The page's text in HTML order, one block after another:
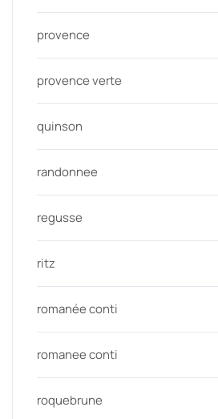
provence
provence verte
quinson
randonnee
regusse
ritz
romanée conti
romanee conti
roquebrune